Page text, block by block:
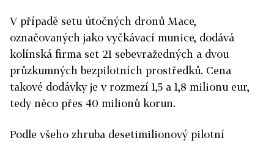
V případě setu útočných dronů Mace,
označovaných jako vyčkávací munice, dodává
kolínská firma set 21 sebevražedných a dvou
průzkumných bezpilotních prostředků. Cena
takové dodávky je v rozmezí 1,5 a 1,8 milionu eur,
tedy něco přes 40 milionů korun.
Podle všeho zhruba desetimilionový pilotní